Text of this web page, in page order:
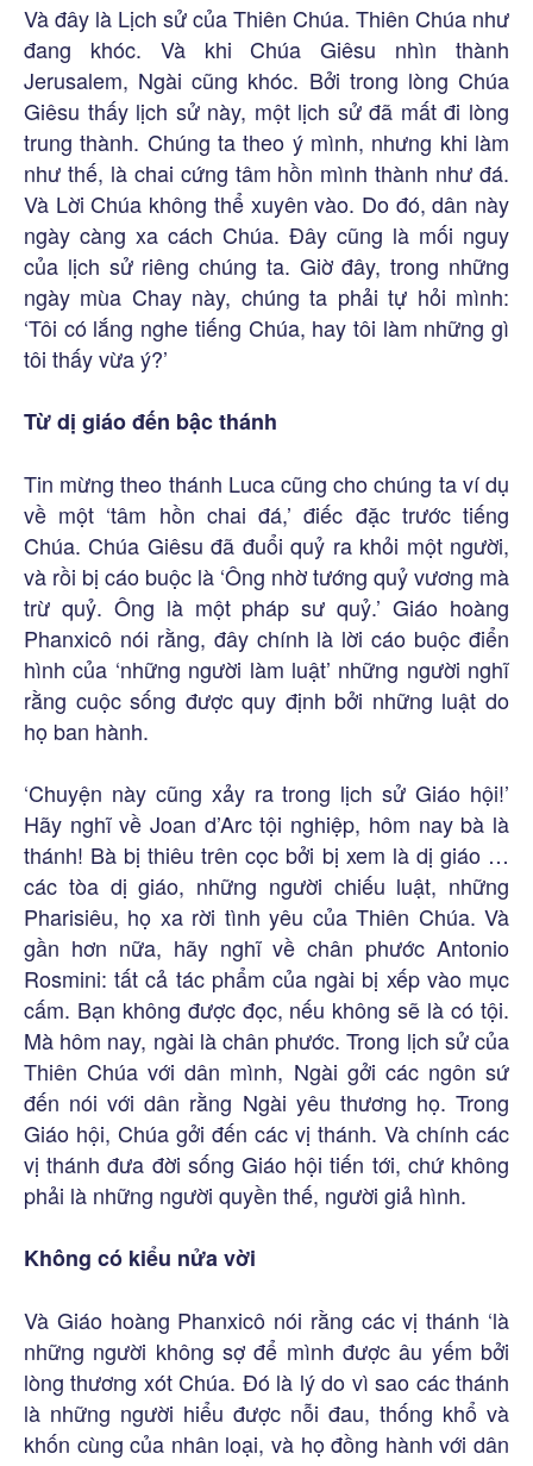
Và đây là Lịch sử của Thiên Chúa. Thiên Chúa như
đang khóc. Và khi Chúa Giêsu nhìn thành
Jerusalem, Ngài cũng khóc. Bởi trong lòng Chúa
Giêsu thấy lịch sử này, một lịch sử đã mất đi lòng
trung thành. Chúng ta theo ý mình, nhưng khi làm
như thế, là chai cứng tâm hồn mình thành như đá.
Và Lời Chúa không thể xuyên vào. Do đó, dân này
ngày càng xa cách Chúa. Đây cũng là mối nguy
của lịch sử riêng chúng ta. Giờ đây, trong những
ngày mùa Chay này, chúng ta phải tự hỏi mình:
‘Tôi có lắng nghe tiếng Chúa, hay tôi làm những gì
tôi thấy vừa ý?’
Từ dị giáo đến bậc thánh
Tin mừng theo thánh Luca cũng cho chúng ta ví dụ
về một ‘tâm hồn chai đá,’ điếc đặc trước tiếng
Chúa. Chúa Giêsu đã đuổi quỷ ra khỏi một người,
và rồi bị cáo buộc là ‘Ông nhờ tướng quỷ vương mà
trừ quỷ. Ông là một pháp sư quỷ.’ Giáo hoàng
Phanxicô nói rằng, đây chính là lời cáo buộc điển
hình của ‘những người làm luật’ những người nghĩ
rằng cuộc sống được quy định bởi những luật do
họ ban hành.
‘Chuyện này cũng xảy ra trong lịch sử Giáo hội!’
Hãy nghĩ về Joan d’Arc tội nghiệp, hôm nay bà là
thánh! Bà bị thiêu trên cọc bởi bị xem là dị giáo …
các tòa dị giáo, những người chiếu luật, những
Pharisiêu, họ xa rời tình yêu của Thiên Chúa. Và
gần hơn nữa, hãy nghĩ về chân phước Antonio
Rosmini: tất cả tác phẩm của ngài bị xếp vào mục
cấm. Bạn không được đọc, nếu không sẽ là có tội.
Mà hôm nay, ngài là chân phước. Trong lịch sử của
Thiên Chúa với dân mình, Ngài gởi các ngôn sứ
đến nói với dân rằng Ngài yêu thương họ. Trong
Giáo hội, Chúa gởi đến các vị thánh. Và chính các
vị thánh đưa đời sống Giáo hội tiến tới, chứ không
phải là những người quyền thế, người giả hình.
Không có kiểu nửa vời
Và Giáo hoàng Phanxicô nói rằng các vị thánh ‘là
những người không sợ để mình được âu yếm bởi
lòng thương xót Chúa. Đó là lý do vì sao các thánh
là những người hiểu được nỗi đau, thống khổ và
khốn cùng của nhân loại, và họ đồng hành với dân